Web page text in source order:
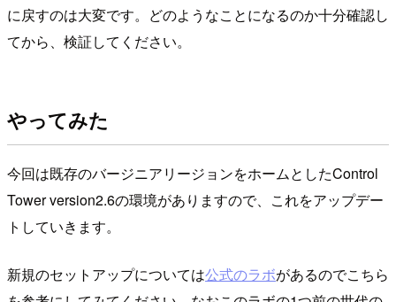
に戻すのは大変です。どのようなことになるのか十分確認し
てから、検証してください。
やってみた
今回は既存のバージニアリージョンをホームとしたControl
Tower version2.6の環境がありますので、これをアップデー
トしていきます。
新規のセットアップについては公式のラボがあるのでこちら